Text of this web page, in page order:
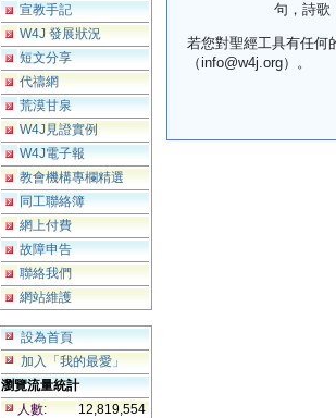
宣教手記
W4J 發展狀況
短文分享
代禱網
荒漠甘泉
W4J見證實例
W4J電子報
教會機構專欄精選
同工聯絡簿
網上付費
故障申告
聯絡我們
網站維護
設為首頁
加入「我的最愛」
瀏覽流量統計
人數:
12,819,554
句，詩歌
若您對聖經工具有任何
（info@w4j.org）。